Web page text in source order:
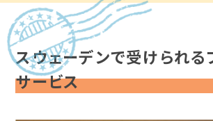
スウェーデンで受けられる
サービス